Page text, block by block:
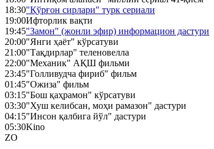
18:30"Қўрғон сирлари" турк сериали
19:00Ифторлик вақти
19:45"Замон" (жонли эфир) информацион дастури
20:00"Янги ҳаёт" кўрсатуви
21:00"Тақдирлар" теленовелла
22:00"Механик" АҚШ фильми
23:45"Голливудча фириб" фильм
01:45"Ожиза" фильм
03:15"Бош қаҳрамон" кўрсатуви
03:30"Хуш келибсан, моҳи рамазон" дастури
04:15"Инсон қалбига йўл" дастури
05:30Kino
ZO